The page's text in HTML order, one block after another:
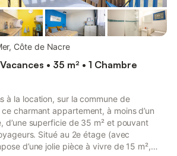
Côte de Nacre
• 35 m² • 1 Chambre
à la location, sur la commune de
charmant appartement, à moins d’un
d’une superficie de 35 m² et pouvant
Situé au 2e étage (avec
d’une jolie pièce à vivre de 15 m²,